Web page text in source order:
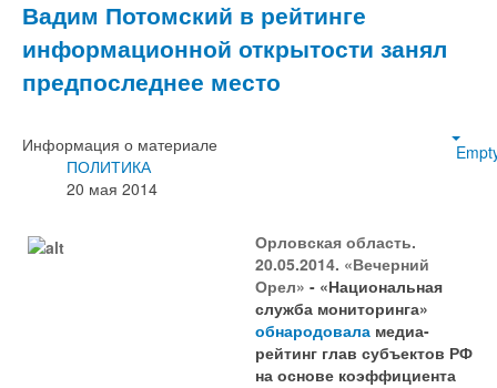
Вадим Потомский в рейтинге
информационной открытости занял
предпоследнее место
Информация о материале
ПОЛИТИКА
20 мая 2014
Орловская область.
20.05.2014. «Вечерний
Орел» - «Национальная
служба мониторинга»
обнародовала медиа-
рейтинг глав субъектов РФ
на основе коэффициента